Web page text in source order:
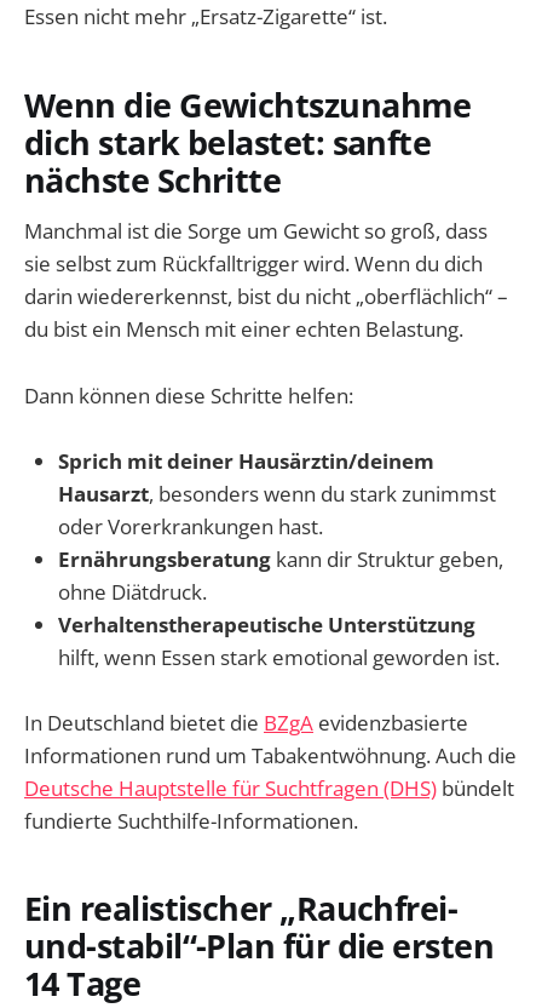
Essen nicht mehr „Ersatz-Zigarette“ ist.
Wenn die Gewichtszunahme
dich stark belastet: sanfte
nächste Schritte
Manchmal ist die Sorge um Gewicht so groß, dass
sie selbst zum Rückfalltrigger wird. Wenn du dich
darin wiedererkennst, bist du nicht „oberflächlich“ –
du bist ein Mensch mit einer echten Belastung.
Dann können diese Schritte helfen:
Sprich mit deiner Hausärztin/deinem
Hausarzt, besonders wenn du stark zunimmst
oder Vorerkrankungen hast.
Ernährungsberatung kann dir Struktur geben,
ohne Diätdruck.
Verhaltenstherapeutische Unterstützung
hilft, wenn Essen stark emotional geworden ist.
In Deutschland bietet die BZgA evidenzbasierte
Informationen rund um Tabakentwöhnung. Auch die
Deutsche Hauptstelle für Suchtfragen (DHS) bündelt
fundierte Suchthilfe-Informationen.
Ein realistischer „Rauchfrei-
und-stabil“-Plan für die ersten
14 Tage